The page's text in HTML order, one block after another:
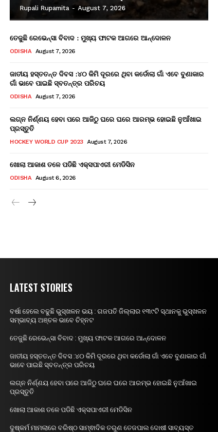
Rupali Rupamita - August 7, 2026
ତେଜୁଛି ରେଭେନ୍ସା ବିବାଦ : ମୁଖ୍ୟ ଫାଟକ ଆଗରେ ଆନ୍ଦୋଳନ
ODISHA August 7, 2026
ଜାତୀୟ ହସ୍ତତନ୍ତ ଦିବସ :୪୦ କିମି ଦୂରରେ ଥିବା କର୍ଡୋଲା ଗାଁ ଏବେ ବୁଣାକାର
ଗାଁ ଭାବେ ପାଇଛି ସ୍ବତନ୍ତ୍ର ପରିଚୟ
ODISHA August 7, 2026
ଲଗ୍ନ ନିର୍ଣ୍ଣୟ ହେବା ପରେ ଆଜିଠୁ ଘରେ ଘରେ ଆରମ୍ଭ ହୋଇଛି ନୁଆଁଖାଇ
ପ୍ରସ୍ତୁତି
HOCKEY WORLD CUP 2023 August 7, 2026
ଖୋଲା ଆକାଶ ତଳେ ପଡିଛି ଏକ୍ସପାଏରୀ ମେଡିସିନ
ODISHA August 6, 2026
LATEST STORIES
ବର୍ଷା ହେଲେ ବଢୁଛି ଭୁସ୍ଖଳନ ଭୟ : ଗଜପତି ଜିଲ୍ଲାର ୧୩୯ଟି ସ୍ଥାନକୁ ଭୁସ୍ଖଳନ
ସମ୍ଭାବ୍ୟ ଅଞ୍ଚଳ ଭାବେ ଚିହ୍ନଟ
ତେଜୁଛି ରେଭେନ୍ସା ବିବାଦ : ମୁଖ୍ୟ ଫାଟକ ଆଗରେ ଆନ୍ଦୋଳନ
ଜାତୀୟ ହସ୍ତତନ୍ତ ଦିବସ :୪୦ କିମି ଦୂରରେ ଥିବା କର୍ଡୋଲା ଗାଁ ଏବେ ବୁଣାକାର ଗାଁ
ଭାବେ ପାଇଛି ସ୍ବତନ୍ତ୍ର ପରିଚୟ
ଲଗ୍ନ ନିର୍ଣ୍ଣୟ ହେବା ପରେ ଆଜିଠୁ ଘରେ ଘରେ ଆରମ୍ଭ ହୋଇଛି ନୁଆଁଖାଇ
ପ୍ରସ୍ତୁତି
ଖୋଲା ଆକାଶ ତଳେ ପଡିଛି ଏକ୍ସପାଏରୀ ମେଡିସିନ
ଦୁଷ୍କର୍ମ ମାମଲାରେ ବରିଷ୍ଠ ସାମ୍ଵାଦିକ ତରୁଣ ତେଜପାଲ ଦୋଷୀ ସାବ୍ୟସ୍ତ